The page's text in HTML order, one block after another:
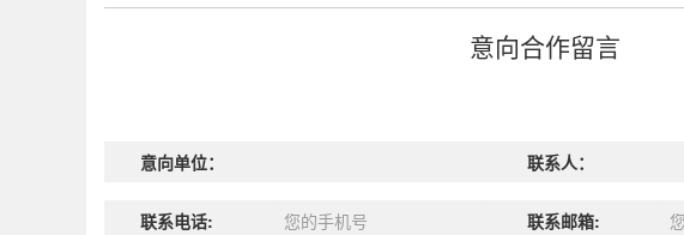
意向合作留言
意向单位： 联系人：
联系电话: 联系邮箱: